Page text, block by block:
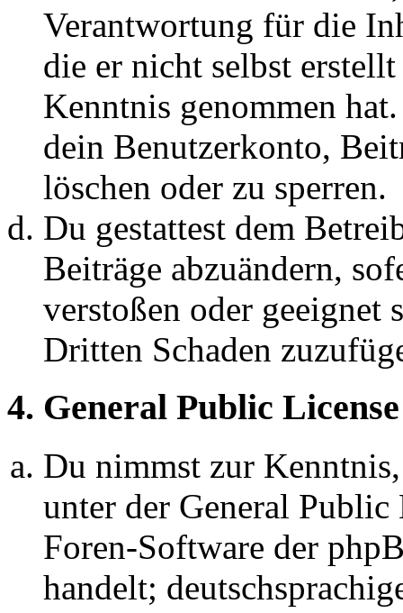
Verantwortung für die
die er nicht selbst
Kenntnis genommen
dein Benutzerkonto,
löschen oder zu sperren.
Du gestattest dem
Beiträge abzuändern,
verstoßen oder geeignet
Dritten Schaden
4. General Public License
Du nimmst zur
unter der General
Foren-Software der
handelt;